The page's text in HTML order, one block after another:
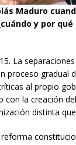
Maduro
y por
La
proceso gradual
al propio
con la creación
distinta
reforma